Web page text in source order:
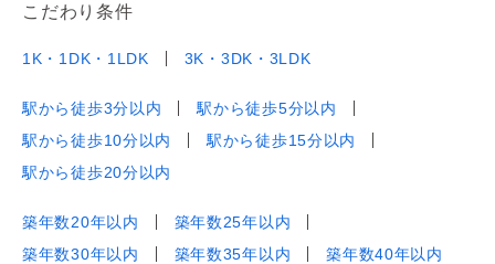
こだわり条件
1K・1DK・1LDK 3K・3DK・3LDK
駅から徒歩3分以内
駅から徒歩5分以内
駅から徒歩10分以内
駅から徒歩15分以内
駅から徒歩20分以内
築年数20年以内
築年数25年以内
築年数30年以内
築年数35年以内 築年数40年以内